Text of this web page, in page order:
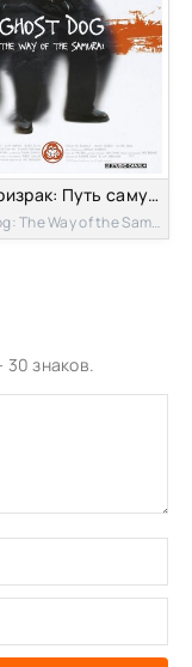
Пёс-призрак: Путь самурая
Ghost Dog: The Way of the Samurai 1999s
знаков.